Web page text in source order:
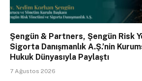
Şengün & Partners, Şengün Risk
Sigorta Danışmanlık A.Ş.’nin
Hukuk Dünyasıyla Paylaştı
7 Ağustos 2026